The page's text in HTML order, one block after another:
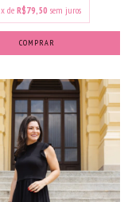
x de R$79,50 sem juros
COMPRAR